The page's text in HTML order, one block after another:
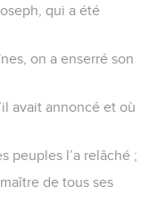
qui a été
on a enserré son
avait annoncé et où
peuples l’a relâché ;
de tous ses